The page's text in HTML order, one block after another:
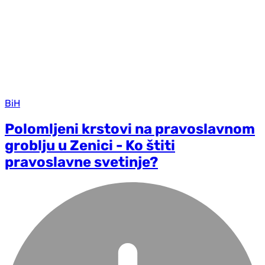
BiH
Polomljeni krstovi na pravoslavnom
groblju u Zenici - Ko štiti
pravoslavne svetinje?